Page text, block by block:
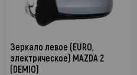
Зеркало левое (EURO,
электрическое) MAZDA 2
(DEMIO)